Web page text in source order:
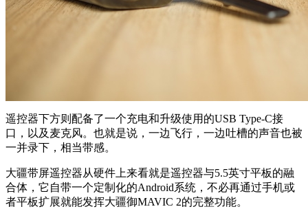
遥控器下方则配备了一个充电和升级使用的USB Type-C接
口，以及麦克风。也就是说，一边飞行，一边吐槽的声音也被
一并录下，相当带感。
大疆带屏遥控器从硬件上来看就是遥控器与5.5英寸平板的融
合体，它自带一个定制化的Android系统，不必再通过手机或
者平板扩展就能发挥大疆御MAVIC 2的完整功能。